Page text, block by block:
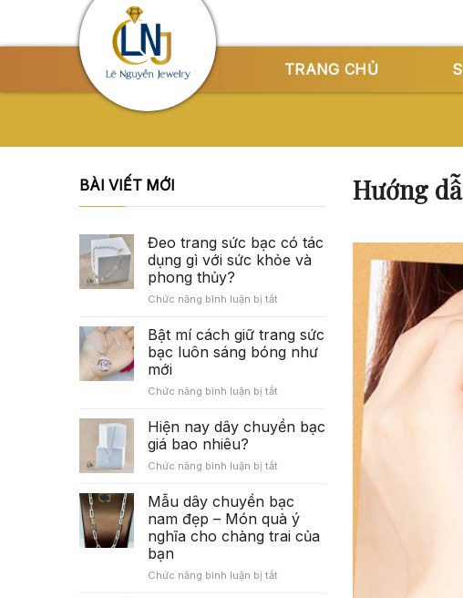
TRANG CHỦ
BÀI VIẾT MỚI
Đeo trang sức bạc có tác
dụng gì với sức khỏe và
phong thủy?
Chức năng bình luận bị tắt
trang
sức
bạc
tác
gì
khỏe
phong
thủy?
Bật mí cách giữ trang sức
bạc luôn sáng bóng như
mới
Chức năng bình luận bị tắt
mí
cách
trang
bạc
luôn
sáng
bóng
mới
Hiện nay dây chuyền bạc
giá bao nhiêu?
Chức năng bình luận bị tắt
nay
dây
chuyền
bạc
Mẫu dây chuyền bạc
nam đẹp – Món quà ý
nghĩa cho chàng trai của
bạn
Chức năng bình luận bị tắt
Hướng